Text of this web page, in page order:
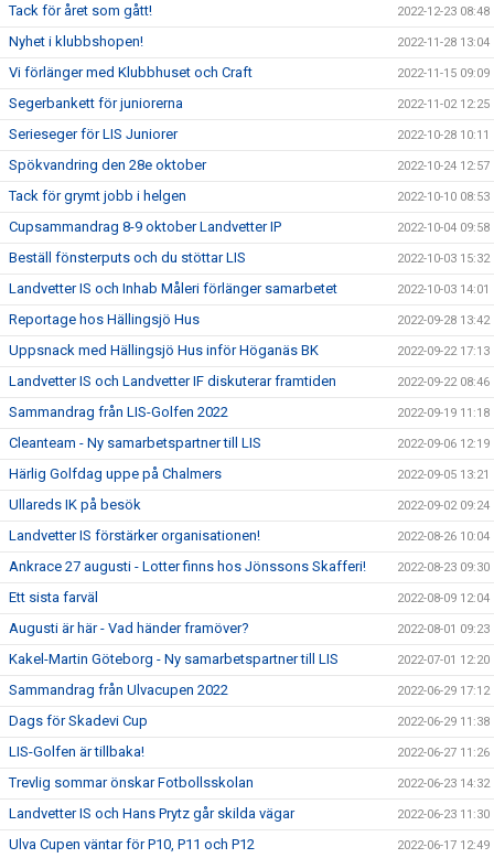
Tack för året som gått! 2022-12-23 08:48
Nyhet i klubbshopen! 2022-11-28 13:04
Vi förlänger med Klubbhuset och Craft 2022-11-15 09:09
Segerbankett för juniorerna 2022-11-02 12:25
Serieseger för LIS Juniorer 2022-10-28 10:11
Spökvandring den 28e oktober 2022-10-24 12:57
Tack för grymt jobb i helgen 2022-10-10 08:53
Cupsammandrag 8-9 oktober Landvetter IP 2022-10-04 09:58
Beställ fönsterputs och du stöttar LIS 2022-10-03 15:32
Landvetter IS och Inhab Måleri förlänger samarbetet 2022-10-03 14:01
Reportage hos Hällingsjö Hus 2022-09-28 13:42
Uppsnack med Hällingsjö Hus inför Höganäs BK 2022-09-22 17:13
Landvetter IS och Landvetter IF diskuterar framtiden 2022-09-22 08:46
Sammandrag från LIS-Golfen 2022 2022-09-19 11:18
Cleanteam - Ny samarbetspartner till LIS 2022-09-06 12:19
Härlig Golfdag uppe på Chalmers 2022-09-05 13:21
Ullareds IK på besök 2022-09-02 09:24
Landvetter IS förstärker organisationen! 2022-08-26 10:04
Ankrace 27 augusti - Lotter finns hos Jönssons Skafferi! 2022-08-23 09:30
Ett sista farväl 2022-08-09 12:04
Augusti är här - Vad händer framöver? 2022-08-01 09:23
Kakel-Martin Göteborg - Ny samarbetspartner till LIS 2022-07-01 12:20
Sammandrag från Ulvacupen 2022 2022-06-29 17:12
Dags för Skadevi Cup 2022-06-29 11:38
LIS-Golfen är tillbaka! 2022-06-27 11:26
Trevlig sommar önskar Fotbollsskolan 2022-06-23 14:32
Landvetter IS och Hans Prytz går skilda vägar 2022-06-23 11:30
Ulva Cupen väntar för P10, P11 och P12 2022-06-17 12:49